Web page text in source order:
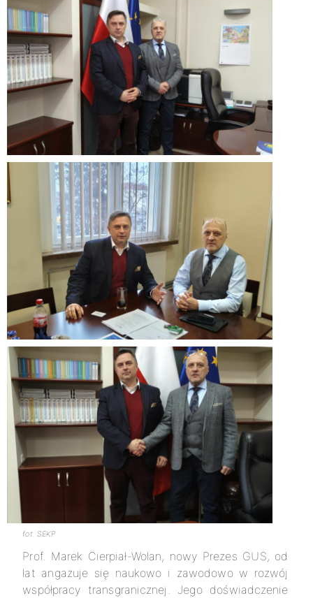
fot. SEKP
Prof. Marek Cierpiał-Wolan, nowy Prezes GUS, od
lat angażuje się naukowo i zawodowo w rozwój
współpracy transgranicznej. Jego doświadczenie